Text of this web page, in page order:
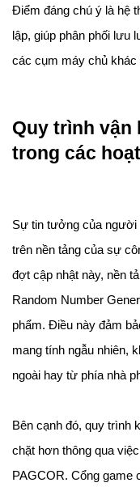
Điểm đáng chú ý là hệ
lập, giúp phân phối lưu
các cụm máy chủ khác
Quy trình vận
trong các
Sự tin tưởng của người
trên nền tảng của sự
đợt cập nhật này, nền
Random Number
phẩm. Điều này đảm
mang tính ngẫu nhiên,
ngoài hay từ phía nhà
Bên cạnh đó, quy trình
chặt hơn thông qua
PAGCOR. Cổng game